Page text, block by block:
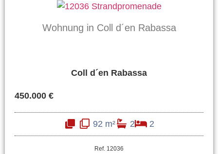
Wohnung in Coll d´en Rabassa
Coll d´en Rabassa
450.000 €
92 m² 2 2
Ref. 12036